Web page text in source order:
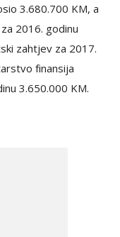
3.680.700 KM, a
2016. godinu
zahtjev za 2017.
finansija
3.650.000 KM.